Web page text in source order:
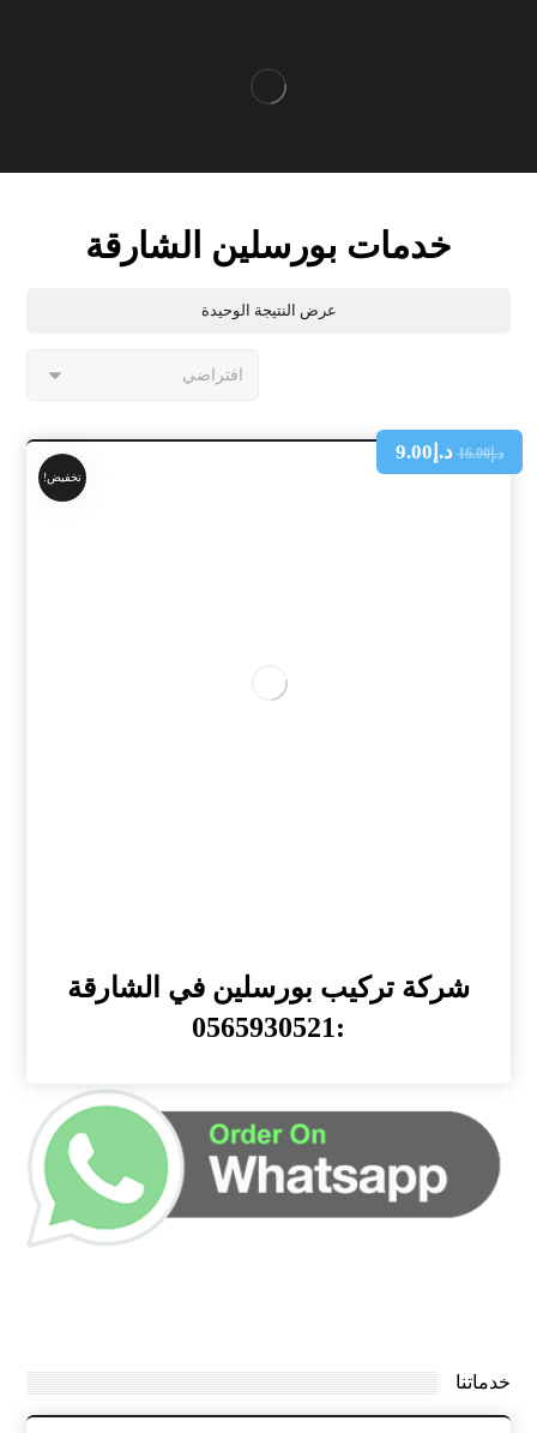
خدمات بورسلين الشارقة
عرض النتيجة الوحيدة
تخفيض!
شركة تركيب بورسلين في الشارقة
:0565930521
د.إ16.00 د.إ 9.00
خدماتنا